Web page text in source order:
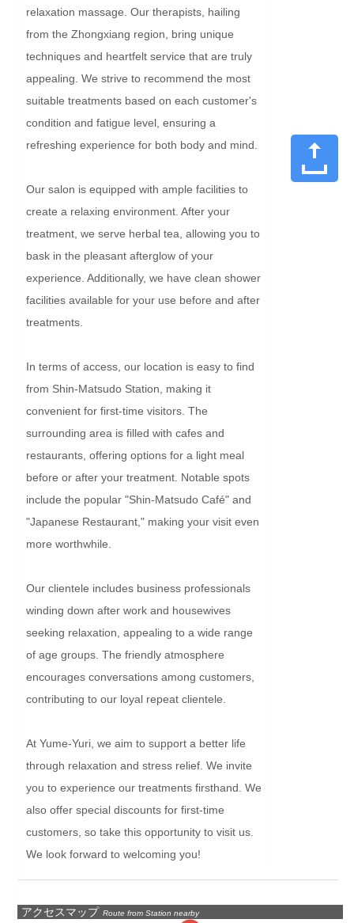
relaxation massage. Our therapists, hailing
from the Zhongxiang region, bring unique
techniques and heartfelt service that are truly
appealing. We strive to recommend the most
suitable treatments based on each customer's
condition and fatigue level, ensuring a
refreshing experience for both body and mind.
Our salon is equipped with ample facilities to
create a relaxing environment. After your
treatment, we serve herbal tea, allowing you to
bask in the pleasant afterglow of your
experience. Additionally, we have clean shower
facilities available for your use before and after
treatments.
In terms of access, our location is easy to find
from Shin-Matsudo Station, making it
convenient for first-time visitors. The
surrounding area is filled with cafes and
restaurants, offering options for a light meal
before or after your treatment. Notable spots
include the popular "Shin-Matsudo Café" and
"Japanese Restaurant," making your visit even
more worthwhile.
Our clientele includes business professionals
winding down after work and housewives
seeking relaxation, appealing to a wide range
of age groups. The friendly atmosphere
encourages conversations among customers,
contributing to our loyal repeat clientele.
At Yume-Yuri, we aim to support a better life
through relaxation and stress relief. We invite
you to experience our treatments firsthand. We
also offer special discounts for first-time
customers, so take this opportunity to visit us.
We look forward to welcoming you!
アクセスマップ Route from Station nearby